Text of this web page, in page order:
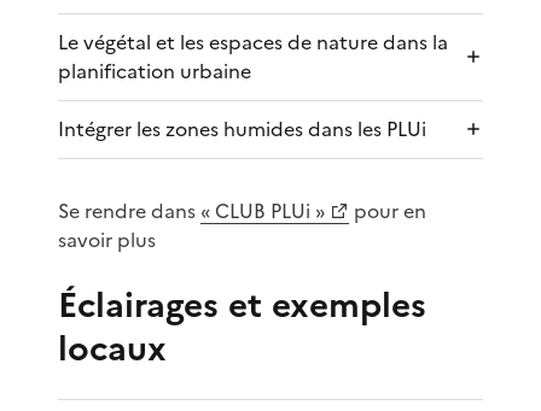
Le végétal et les espaces de nature dans la
planification urbaine
Intégrer les zones humides dans les PLUi
Se rendre dans « CLUB PLUi »
pour en
savoir plus
Éclairages et exemples
locaux